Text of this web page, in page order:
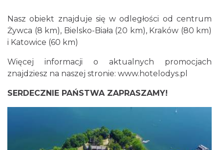
Nasz obiekt znajduje się w odległości od centrum
Żywca (8 km), Bielsko-Biała (20 km), Kraków (80 km)
i Katowice (60 km)
Więcej informacji o aktualnych promocjach
znajdziesz na naszej stronie: www.hotelodys.pl
SERDECZNIE PAŃSTWA ZAPRASZAMY!